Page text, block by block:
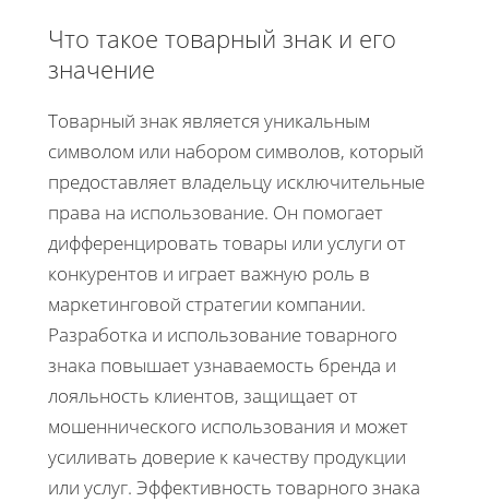
Что такое товарный знак и его
значение
Товарный знак является уникальным
символом или набором символов, который
предоставляет владельцу исключительные
права на использование. Он помогает
дифференцировать товары или услуги от
конкурентов и играет важную роль в
маркетинговой стратегии компании.
Разработка и использование товарного
знака повышает узнаваемость бренда и
лояльность клиентов, защищает от
мошеннического использования и может
усиливать доверие к качеству продукции
или услуг. Эффективность товарного знака